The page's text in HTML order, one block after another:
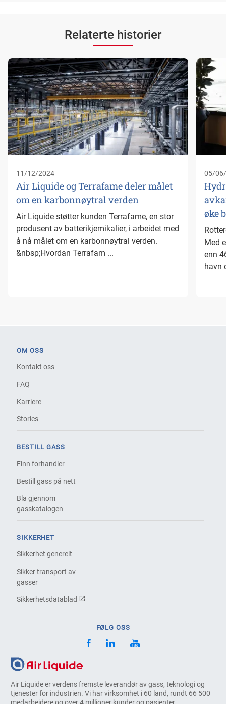
Relaterte historier
11/12/2024
Air Liquide og Terrafame deler målet
om en karbonnøytral verden
Air Liquide støtter kunden Terrafame, en stor
produsent av batterikjemikalier, i arbeidet med
å nå målet om en karbonnøytral verden.
&nbsp;Hvordan Terrafam ...
05/
øke
Med
enn
havn
Air Liquide er verdens fremste leverandør av gass, teknologi og
tjenester for industrien. Vi har virksomhet i 60 land, rundt 66 500
OM OSS
Kontakt oss
FAQ
Karriere
Stories
BESTILL GASS
Finn forhandler
Bestill gass på nett
Bla gjennom
gasskatalogen
SIKKERHET
Sikkerhet generelt
Sikker transport av
gasser
Sikkerhetsdatablad
FØLG OSS